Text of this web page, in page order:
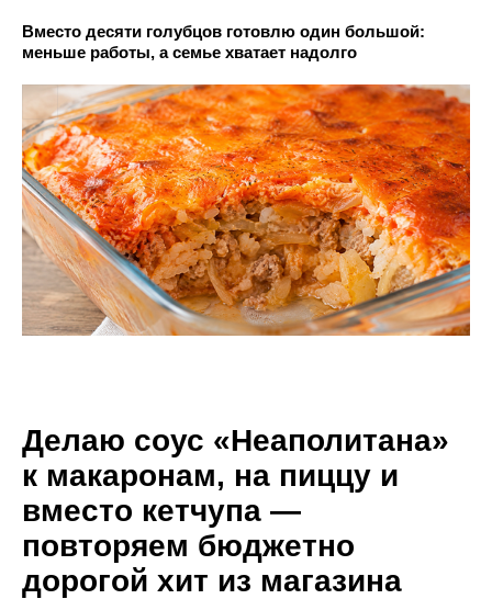
Вместо десяти голубцов готовлю один большой:
меньше работы, а семье хватает надолго
Делаю соус «Неаполитана»
к макаронам, на пиццу и
вместо кетчупа —
повторяем бюджетно
дорогой хит из магазина